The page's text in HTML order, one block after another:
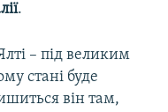
.
– під великим
стані буде
він там,